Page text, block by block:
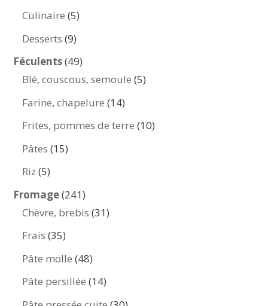
Culinaire 55
Desserts 99
produits
Féculents 4949
produits
Blé, couscous, semoule 55
Farine, chapelure 1414
produits
Frites, pommes de terre 1010
Pâtes 1515
Riz 55
produits
Fromage 241241
produits
Chèvre, brebis 3131
Frais 3535
produits
Pâte molle 4848
produits
Pâte persillée 1414
produits